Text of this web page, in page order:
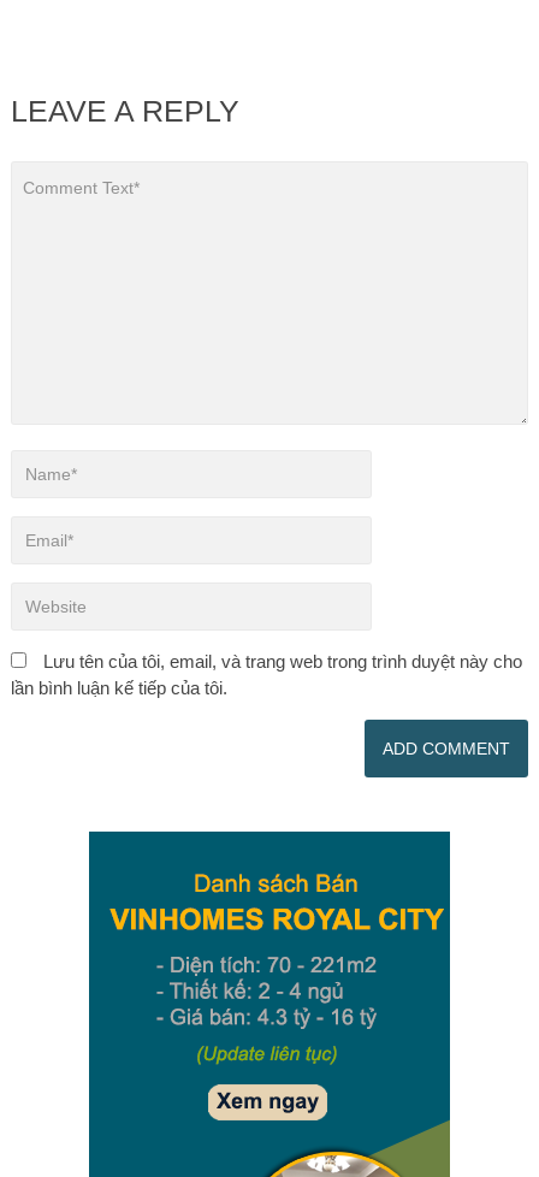
LEAVE A REPLY
Lưu tên của tôi, email, và trang web trong trình duyệt này cho
lần bình luận kế tiếp của tôi.